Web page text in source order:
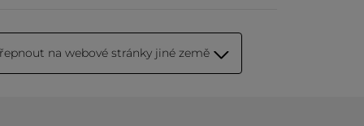
na webové stránky jiné země